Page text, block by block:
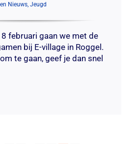
Nieuws, Jeugd
februari gaan we met de
bij E-village in Roggel.
te gaan, geef je dan snel